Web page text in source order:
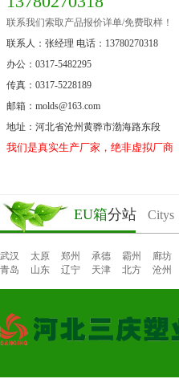
联系我们索取产品报价详单/免费取样！
联系人：张经理 电话：13780270318
办公：0317-5482295
传真：0317-5228189
邮箱：molds@163.com
地址：河北省沧州黄骅市渤海路东段
我们是真实生产厂家，绝非虚拟厂商。
EU箱分站 Citys
武汉 太原 郑州 承德 霸州 廊坊
青岛
山东 辽宁 天津 北方 沧州